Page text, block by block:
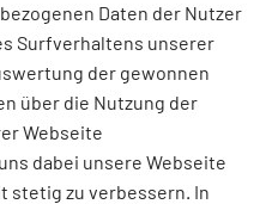
Daten der Nutzer
Surfverhaltens unserer
der gewonnen
über die Nutzung der
Webseite
dabei unsere Webseite
stetig zu verbessern. In